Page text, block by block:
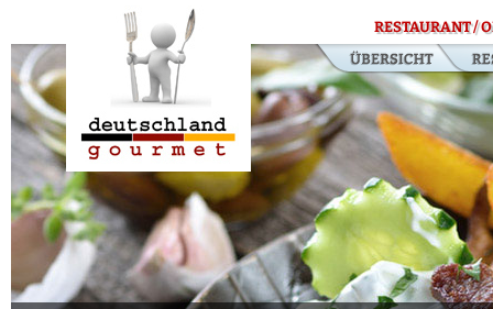
RESTAURANT /